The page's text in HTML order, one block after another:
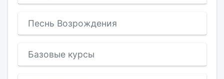
Песнь Возрождения
Базовые курсы